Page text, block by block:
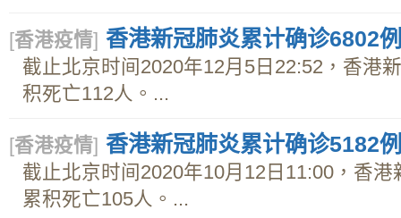
[香港疫情] 香港新冠肺炎累计确诊6802例
截止北京时间2020年12月5日22:52，香港
积死亡112人。...
[香港疫情] 香港新冠肺炎累计确诊5182例
截止北京时间2020年10月12日11:00，香
累积死亡105人。...